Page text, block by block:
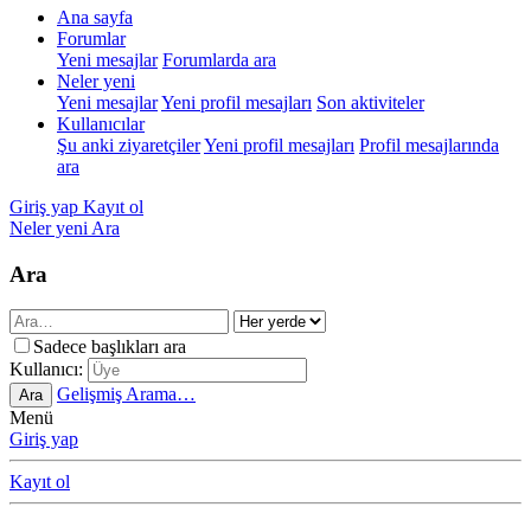
Ana sayfa
Forumlar
Yeni mesajlar Forumlarda ara
Neler yeni
Yeni mesajlarYeni profil mesajları Son aktiviteler
Kullanıcılar
Şu anki ziyaretçilerYeni profil mesajları Profil mesajlarında
ara
Giriş yap Kayıt ol
Neler yeni Ara
Ara
Sadece başlıkları ara
Kullanıcı:
Ara
Gelişmiş Arama…
Menü
Giriş yap
Kayıt ol